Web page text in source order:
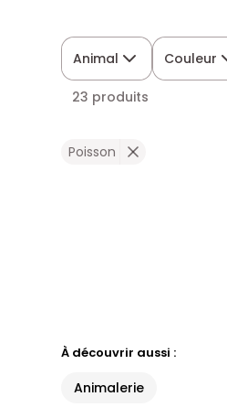
Animal Couleur
23 produits
Poisson
À découvrir aussi :
Animalerie